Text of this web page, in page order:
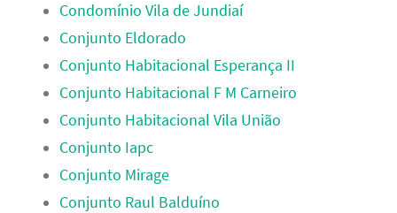
Condomínio Vila de Jundiaí
Conjunto Eldorado
Conjunto Habitacional Esperança II
Conjunto Habitacional F M Carneiro
Conjunto Habitacional Vila União
Conjunto Iapc
Conjunto Mirage
Conjunto Raul Balduíno